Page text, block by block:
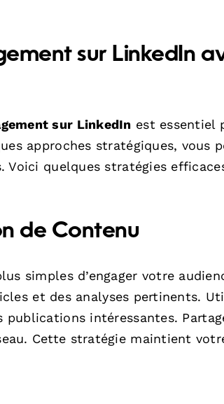
sur LinkedIn
sur LinkedIn est essentiel
approches stratégiques, vous
quelques stratégies
de Contenu
simples d’engager votre
et des analyses pertinents.
publications intéressantes.
Cette stratégie maintient